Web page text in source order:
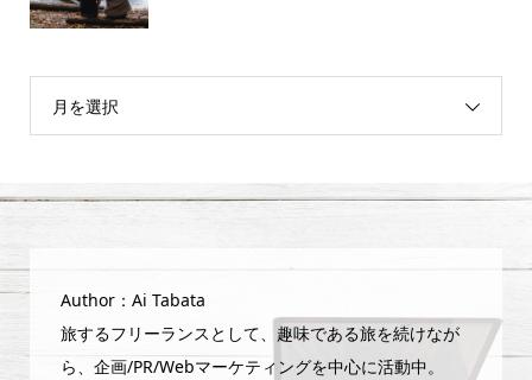
月を選択
Author：Ai Tabata
旅するフリーランスとして、趣味である旅を続けなが
ら、企画/PR/Webマーケティングを中心に活動中。